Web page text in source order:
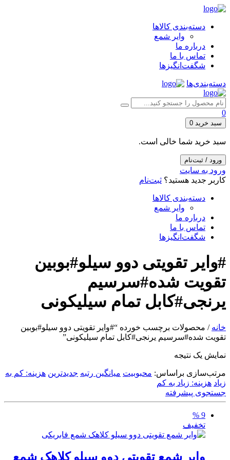
دسته‌بندی کالاها
وایر شمع
درباره ما
تماس با ما
شگفت‌انگیزها
دسته‌بندی‌ها
0
سبد خرید 0
سبد خرید شما خالی است.
ورود / ثبت‌نام
ورود به سایت
کاربر جدید هستید؟ ثبت‌نام
دسته‌بندی کالاها
وایر شمع
درباره ما
تماس با ما
شگفت‌انگیزها
#وایر تقویتی دوو سیلو#بوبین
تقویت شده#سرسیم
یرنجی#کابل تمام سیلیکونی
خانه / محصولات برچسب خورده “#وایر تقویتی دوو سیلو#بوبین
تقویت شده#سرسیم یرنجی#کابل تمام سیلیکونی”
نمایش یک نتیجه
مرتب‌سازی براساس: محبوبیت میانگین رتبه جدیدترین هزینه: کم به
زیاد هزینه: زیاد به کم
جستجوی پیشرفته
9 %
تخفیف
وایر شمع تقویتی دوو سیلو کلاهک شمع